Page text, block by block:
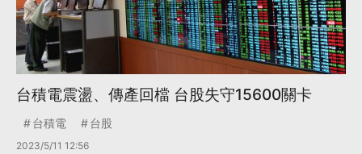
台積電震盪、傳產回檔 台股失守15600關卡
台積電 台股
2023/5/11 12:56